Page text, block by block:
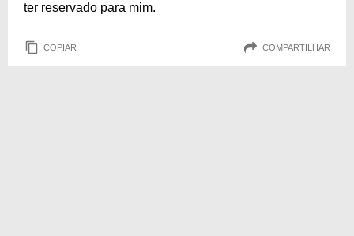
ter reservado para mim.
COPIAR COMPARTILHAR